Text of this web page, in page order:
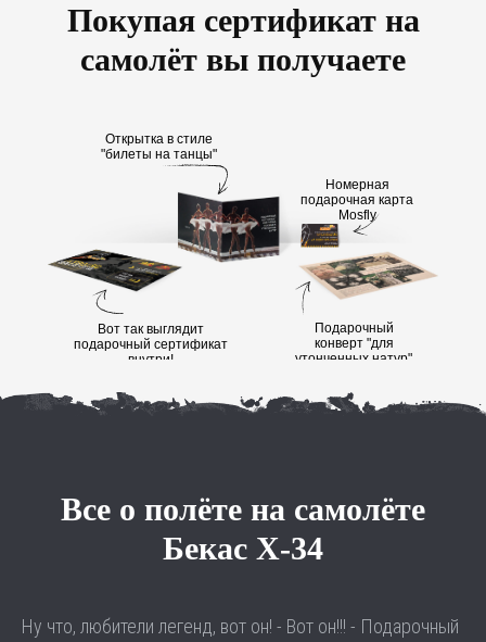
Покупая сертификат на
самолёт вы получаете
Вот так выглядит
подарочный сертификат
внутри!
Открытка в стиле
"билеты на танцы"
Подарочный
конверт "для
утонченных натур"
Номерная
подарочная карта
Mosfly
Все о полёте на самолёте
Бекас Х-34
Ну что, любители легенд, вот он! - Вот он!!! - Подарочный